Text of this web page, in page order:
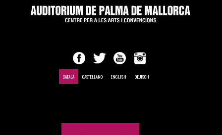
CATALÀ CASTELLANO ENGLISH DEUTSCH